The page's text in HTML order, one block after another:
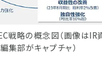
戦略の概念図（画像はIR
集部がキャプチャ）